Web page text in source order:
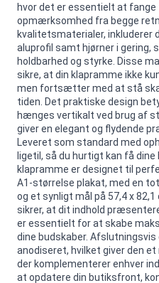
hvor det er essentielt at fange
opmærksomhed fra begge
kvalitetsmaterialer, inkluderer
aluprofil samt hjørner i gering,
holdbarhed og styrke. Disse
sikre, at din klapramme ikke
men fortsætter med at stå
tiden. Det praktiske design
hænges vertikalt ved brug af
giver en elegant og flydende
Leveret som standard med
ligetil, så du hurtigt kan få
klapramme er designet til
A1-størrelse plakat, med en
og et synligt mål på 57,4 x
sikrer, at dit indhold
er essentielt for at skabe
dine budskaber.
anodiseret, hvilket giver den
der komplementerer enhver
at opdatere din butiksfront,